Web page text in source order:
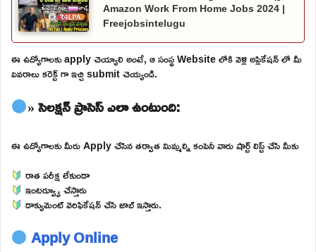
Amazon Work From Home Jobs 2024 |
Freejobsintelugu
ఈ ఉద్యోగాలకు apply చెయ్యాలి అంటే, ఆ సంస్థ Website లోకి వెళ్లి అప్లికేషన్ లో మీ
వివరాలు కరెక్ట్ గా ఇచ్చి submit చెయ్యండి.
» సెలక్షన్ ప్రాసెస్ ఎలా ఉంటుంది:
ఈ ఉద్యోగాలకు మీరు Apply చేసిన తర్వాత మిమ్మల్ని కంపెనీ వారు షార్ట్ లిస్ట్ చేసి మీకు
రాత పరీక్ష లేకుండా
ఇంటర్వ్యూ చేస్తారు
డాక్యుమెంట్ వెరిఫికేషన్ చేసి జాబ్ ఇస్తారు.
Apply Online